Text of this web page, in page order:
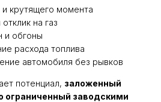
крутящего момента
на газ
и обгоны
расхода топлива
автомобиля без рывков
потенциал, заложенный
ограниченный заводскими